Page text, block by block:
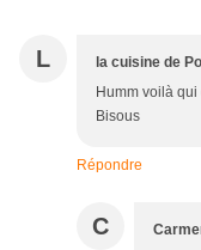
L la cuisine de
Humm voilà
Bisous
Répondre
C